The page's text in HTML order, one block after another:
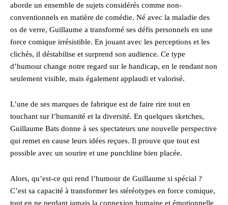
aborde un ensemble de sujets considérés comme non-
conventionnels en matière de comédie. Né avec la maladie des
os de verre, Guillaume a transformé ses défis personnels en une
force comique irrésistible. En jouant avec les perceptions et les
clichés, il déstabilise et surprend son audience. Ce type
d’humour change notre regard sur le handicap, en le rendant non
seulement visible, mais également applaudi et valorisé.
L’une de ses marques de fabrique est de faire rire tout en
touchant sur l’humanité et la diversité. En quelques sketches,
Guillaume Bats donne à ses spectateurs une nouvelle perspective
qui remet en cause leurs idées reçues. Il prouve que tout est
possible avec un sourire et une punchline bien placée.
Alors, qu’est-ce qui rend l’humour de Guillaume si spécial ?
C’est sa capacité à transformer les stéréotypes en force comique,
tout en ne perdant jamais la connexion humaine et émotionnelle